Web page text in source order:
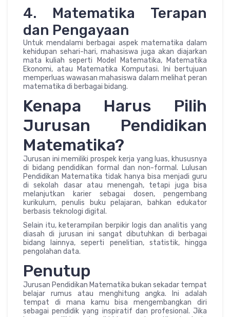
4. Matematika Terapan
dan Pengayaan
Untuk mendalami berbagai aspek matematika dalam
kehidupan sehari-hari, mahasiswa juga akan diajarkan
mata kuliah seperti Model Matematika, Matematika
Ekonomi, atau Matematika Komputasi. Ini bertujuan
memperluas wawasan mahasiswa dalam melihat peran
matematika di berbagai bidang.
Kenapa Harus Pilih
Jurusan Pendidikan
Matematika?
Jurusan ini memiliki prospek kerja yang luas, khususnya
di bidang pendidikan formal dan non-formal. Lulusan
Pendidikan Matematika tidak hanya bisa menjadi guru
di sekolah dasar atau menengah, tetapi juga bisa
melanjutkan karier sebagai dosen, pengembang
kurikulum, penulis buku pelajaran, bahkan edukator
berbasis teknologi digital.
Selain itu, keterampilan berpikir logis dan analitis yang
diasah di jurusan ini sangat dibutuhkan di berbagai
bidang lainnya, seperti penelitian, statistik, hingga
pengolahan data.
Penutup
Jurusan Pendidikan Matematika bukan sekadar tempat
belajar rumus atau menghitung angka. Ini adalah
tempat di mana kamu bisa mengembangkan diri
sebagai pendidik yang inspiratif dan profesional. Jika